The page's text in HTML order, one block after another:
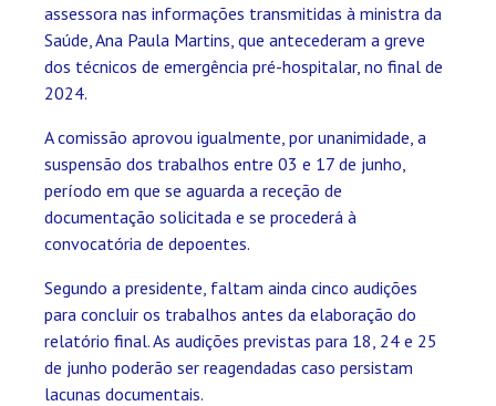
assessora nas informações transmitidas à ministra da
Saúde, Ana Paula Martins, que antecederam a greve
dos técnicos de emergência pré-hospitalar, no final de
2024.
A comissão aprovou igualmente, por unanimidade, a
suspensão dos trabalhos entre 03 e 17 de junho,
período em que se aguarda a receção de
documentação solicitada e se procederá à
convocatória de depoentes.
Segundo a presidente, faltam ainda cinco audições
para concluir os trabalhos antes da elaboração do
relatório final. As audições previstas para 18, 24 e 25
de junho poderão ser reagendadas caso persistam
lacunas documentais.